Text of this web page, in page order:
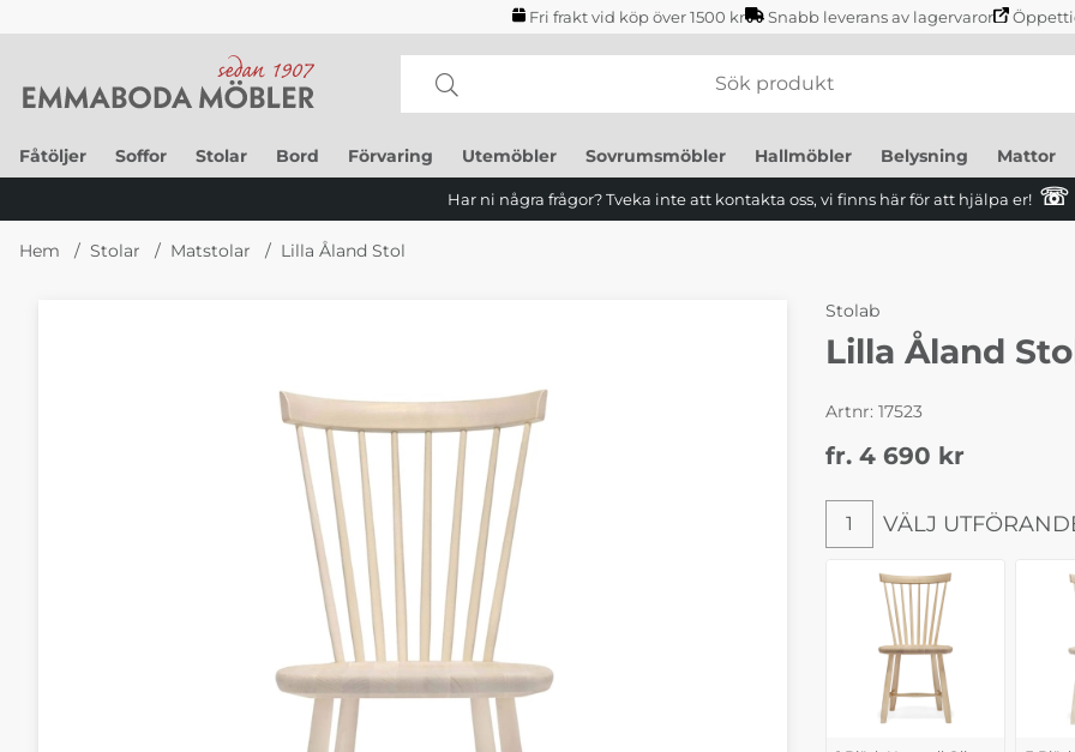
Fri frakt vid köp över 1500 kr Snabb leverans av lagervaror
Fåtöljer Soffor Stolar Bord Förvaring Utemöbler Sovrumsmöbler Hallmöbler Belysning Mattor
Har ni några frågor? Tveka inte att kontakta oss, vi finns här för att hjälpa er! ☏
Hem Stolar Matstolar Lilla Åland Stol
Stolab
Lilla Åland
Artnr: 17523
fr. 4 690 kr
Välj utförande
1 VÄLJ